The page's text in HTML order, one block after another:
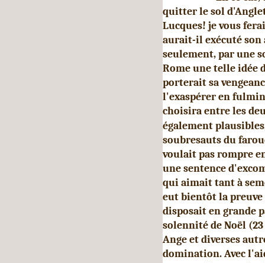
quitter le sol
Lucques! je vous
aurait-il exé­cuté son
seulement, par une
Rome une telle idée
porterait sa
l'exaspérer en
choisira entre les
également
soubresauts du
voulait pas rompre
une sentence
qui aimait tant à
eut bientôt la preuve
disposait en grande
solennité de Noël
Ange et diverses
domination. Avec